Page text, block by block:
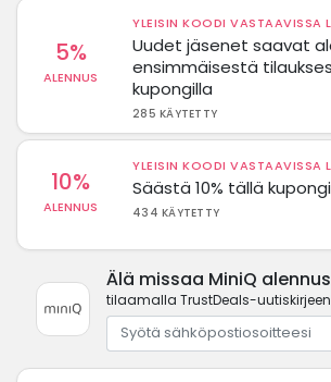
5%
ALENNUS
YLEISIN KOODI VASTAAVISSA
Uudet jäsenet saavat
ensimmäisestä
kupongilla
285 KÄYTETTY
10%
ALENNUS
YLEISIN KOODI VASTAAVISSA
Säästä 10% tällä
434 KÄYTETTY
Älä missaa MiniQ
tilaamalla TrustDeals-